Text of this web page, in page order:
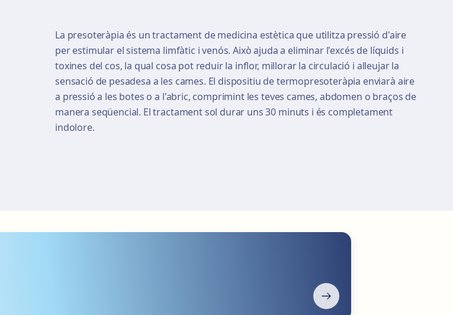
La presoteràpia és un tractament de medicina estètica que utilitza pressió d'aire
per estimular el sistema limfàtic i venós. Això ajuda a eliminar l'excés de líquids i
toxines del cos, la qual cosa pot reduir la inflor, millorar la circulació i alleujar la
sensació de pesadesa a les cames. El dispositiu de termopresoteràpia enviarà aire
a pressió a les botes o a l'abric, comprimint les teves cames, abdomen o braços de
manera seqüencial. El tractament sol durar uns 30 minuts i és completament
indolore.